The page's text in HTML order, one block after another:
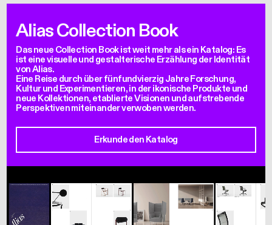
Alias Collection Book
Das neue Collection Book ist weit mehr als ein Katalog: Es
ist eine visuelle und gestalterische Erzählung der Identität
von Alias.
Eine Reise durch über fünfundvierzig Jahre Forschung,
Kultur und Experimentieren, in der ikonische Produkte und
neue Kollektionen, etablierte Visionen und aufstrebende
Perspektiven miteinander verwoben werden.
Erkunde den Katalog